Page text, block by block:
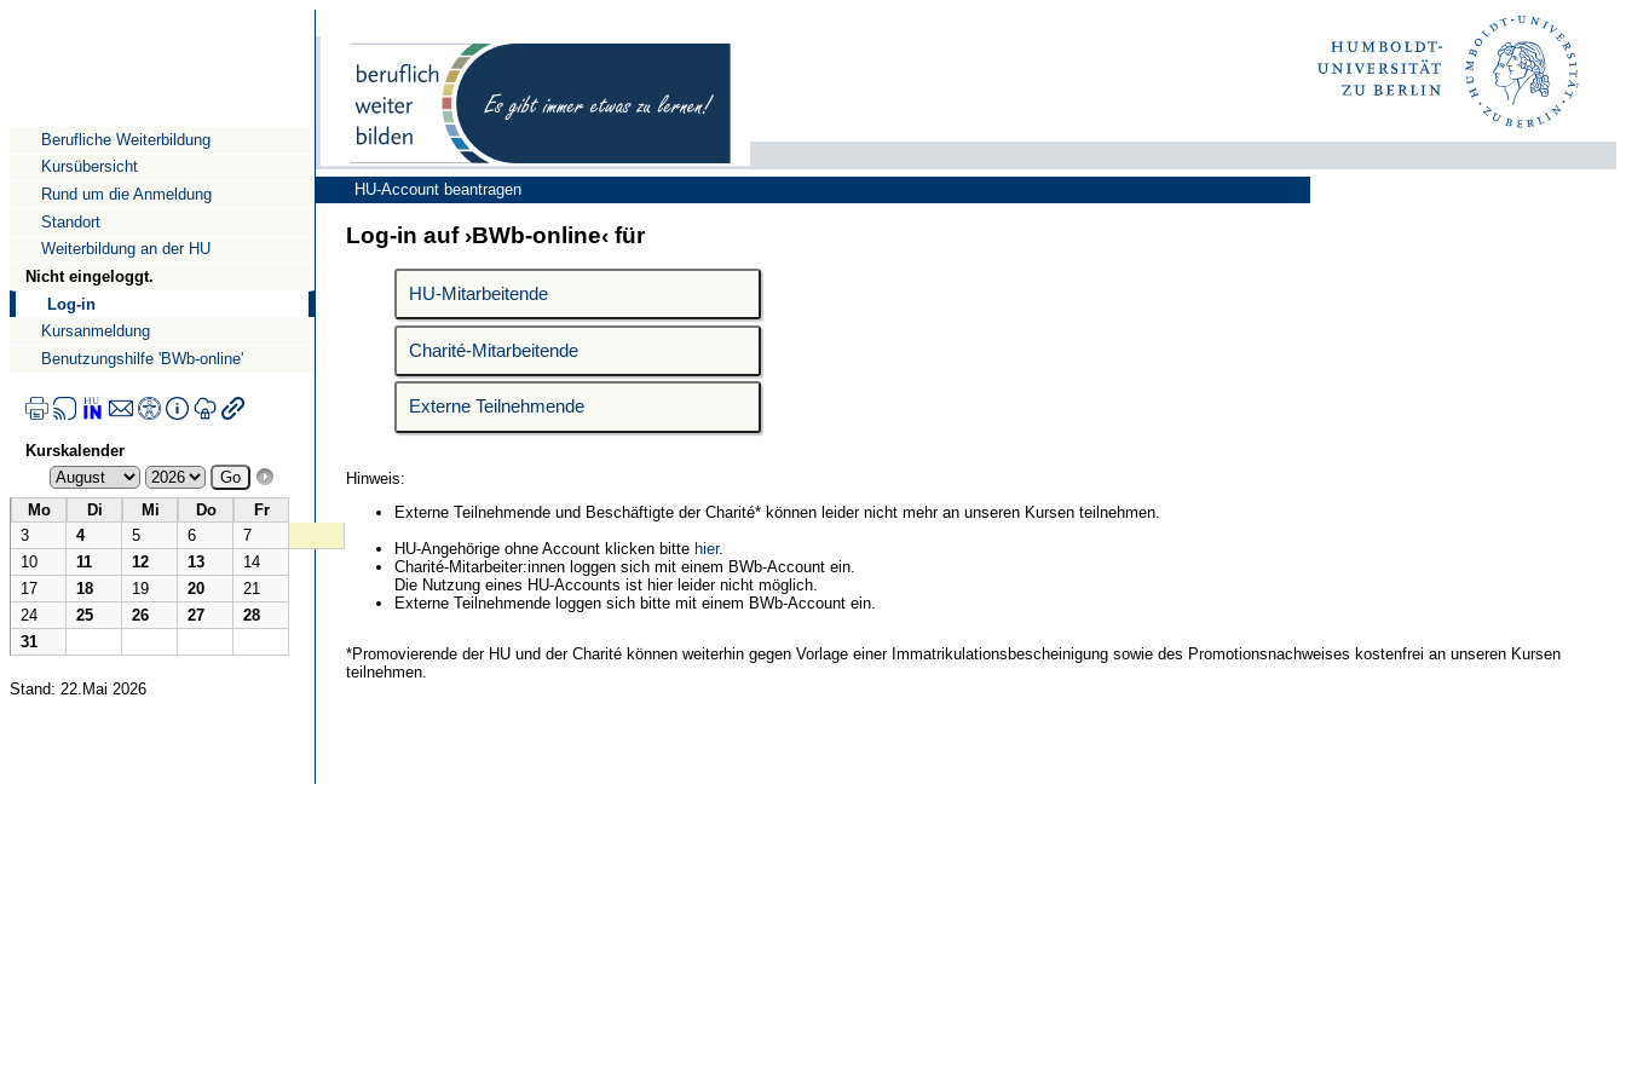
Berufliche Weiterbildung
Kursübersicht
Rund um die Anmeldung
Standort
Weiterbildung an der HU
Nicht eingeloggt.
Log-in
Kursanmeldung
Benutzungshilfe 'BWb-online'
Kurskalender
Mo Di Mi Do
Fr
3
4 5 6
7
10
11 12 13
14
17
18 19 20
21
24
25 26 27
28
31
Stand: 22.Mai 2026
HU-Account beantragen
Log-in auf ›BWb-online‹ für
Hinweis:
Externe Teilnehmende und Beschäftigte der Charité* können leider nicht mehr an unseren Kursen teilnehmen.
HU-Angehörige ohne Account klicken bitte hier.
Charité-Mitarbeiter:innen loggen sich mit einem BWb-Account ein.
Die Nutzung eines HU-Accounts ist hier leider nicht möglich.
Externe Teilnehmende loggen sich bitte mit einem BWb-Account ein.
*Promovierende der HU und der Charité können weiterhin gegen Vorlage einer Immatrikulationsbescheinigung sowie des Promotionsnachweises kostenfrei an unseren Kursen
teilnehmen.